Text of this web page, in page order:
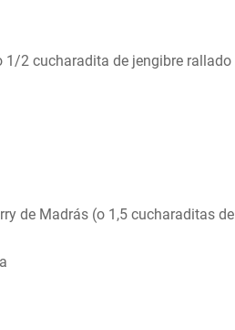
1/2 cucharadita de jengibre rallado
de Madrás (o 1,5 cucharaditas de